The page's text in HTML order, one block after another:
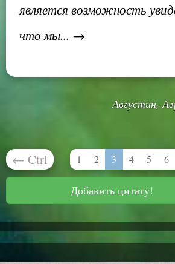
является возможность
что мы... →
Августин,
← Ctrl 1 2 3 4 5 6
Добавить цитату!